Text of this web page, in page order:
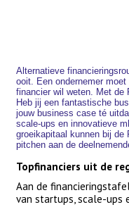
Alternatieve
ooit. Een ondernemer
financier wil weten. Met de
Heb jij een fantastische
jouw business case té
scale-ups en innovatieve
groeikapitaal kunnen bij de
pitchen aan de
Topfinanciers uit de
Aan de
van startups, scale-ups